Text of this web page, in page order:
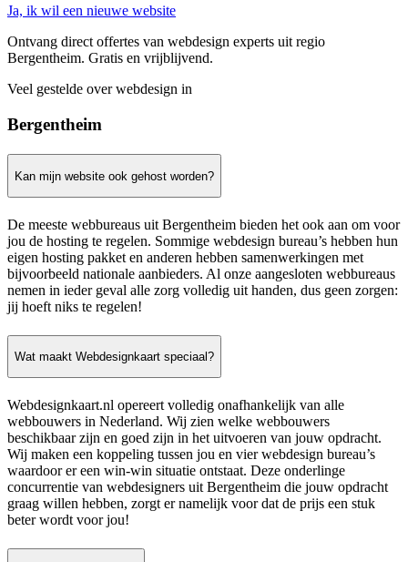
Ja, ik wil een nieuwe website
Ontvang direct offertes van webdesign experts uit regio
Bergentheim. Gratis en vrijblijvend.
Veel gestelde over webdesign in
Bergentheim
Kan mijn website ook gehost worden?
De meeste webbureaus uit Bergentheim bieden het ook aan om voor
jou de hosting te regelen. Sommige webdesign bureau’s hebben hun
eigen hosting pakket en anderen hebben samenwerkingen met
bijvoorbeeld nationale aanbieders. Al onze aangesloten webbureaus
nemen in ieder geval alle zorg volledig uit handen, dus geen zorgen:
jij hoeft niks te regelen!
Wat maakt Webdesignkaart speciaal?
Webdesignkaart.nl opereert volledig onafhankelijk van alle
webbouwers in Nederland. Wij zien welke webbouwers
beschikbaar zijn en goed zijn in het uitvoeren van jouw opdracht.
Wij maken een koppeling tussen jou en vier webdesign bureau’s
waardoor er een win-win situatie ontstaat. Deze onderlinge
concurrentie van webdesigners uit Bergentheim die jouw opdracht
graag willen hebben, zorgt er namelijk voor dat de prijs een stuk
beter wordt voor jou!